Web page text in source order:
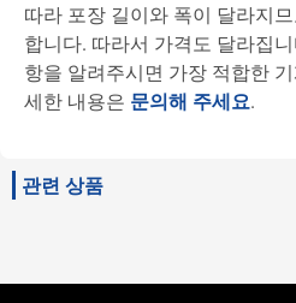
따라 포장 길이와 폭이 달라지
합니다. 따라서 가격도 달라집
항을 알려주시면 가장 적합한
세한 내용은 문의해 주세요.
관련 상품